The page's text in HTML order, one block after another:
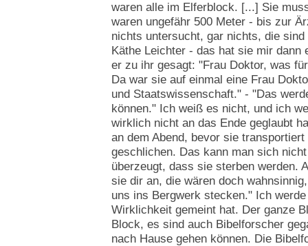
waren alle im Elferblock. [...] Sie
waren ungefähr 500 Meter - bis zur
nichts untersucht, gar nichts, die
Käthe Leichter - das hat sie mir
er zu ihr gesagt: "Frau Doktor, was
Da war sie auf einmal eine Frau
und Staatswissenschaft." - "Das
können." Ich weiß es nicht, und ich
wirklich nicht an das Ende geglaubt
an dem Abend, bevor sie
geschlichen. Das kann man sich
überzeugt, dass sie sterben werden.
sie dir an, die wären doch
uns ins Bergwerk stecken." Ich
Wirklichkeit gemeint hat. Der ganze
Block, es sind auch Bibelforscher
nach Hause gehen können. Die